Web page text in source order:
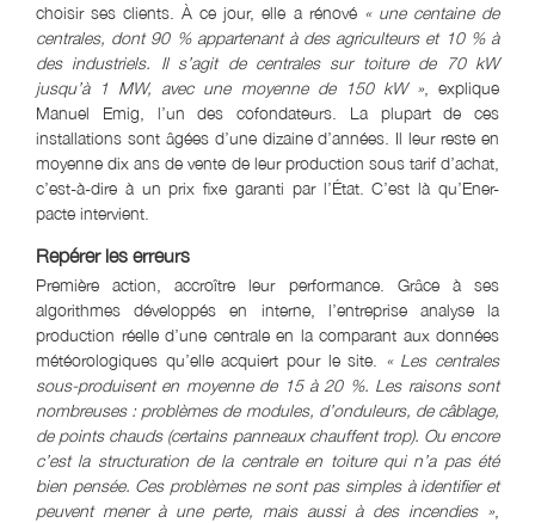
choisir ses clients. À ce jour, elle a rénové « une centaine de
centrales, dont 90 % appartenant à des agriculteurs et 10 % à
des industriels. Il s’agit de centrales sur toiture de 70 kW
jusqu’à 1 MW, avec une moyenne de 150 kW », explique
Manuel Emig, l’un des cofondateurs. La plupart de ces
installations sont âgées d’une dizaine d’années. Il leur reste en
moyenne dix ans de vente de leur production sous tarif d’achat,
c’est-à-dire à un prix fixe garanti par l’État. C’est là qu’Ener-
pacte intervient.
Repérer les erreurs
Première action, accroître leur performance. Grâce à ses
algorithmes développés en interne, l’entreprise analyse la
production réelle d’une centrale en la comparant aux données
météorologiques qu’elle acquiert pour le site. « Les centrales
sous-produisent en moyenne de 15 à 20 %. Les raisons sont
nombreuses : problèmes de modules, d’onduleurs, de câblage,
de points chauds (certains panneaux chauffent trop). Ou encore
c’est la structuration de la centrale en toiture qui n’a pas été
bien pensée. Ces problèmes ne sont pas simples à identifier et
peuvent mener à une perte, mais aussi à des incendies »